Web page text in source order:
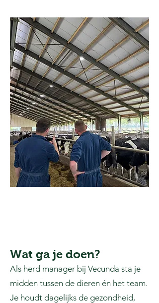
Wat ga je doen?
Als herd manager bij Vecunda sta je
midden tussen de dieren én het team.
Je houdt dagelijks de gezondheid,